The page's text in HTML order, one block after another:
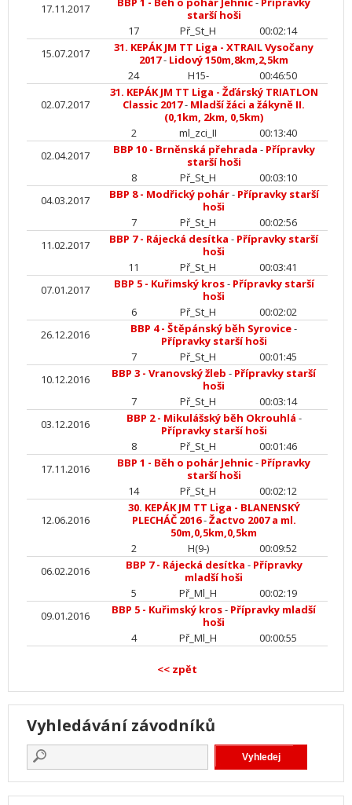
17.11.2017
starší hoši
17
Př_St_H
00:02:14
15.07.2017
31. KEPÁK JM TT Liga - XTRAIL Vysočany
2017- Lidový 150m,8km,2,5km
24
H15- 00:46:50
02.07.2017
31. KEPÁK JM TT Liga - Žďárský TRIATLON
Classic 2017- Mladší žáci a žákyně II.
(0,1km, 2km, 0,5km)
2
ml_zci_II
00:13:40
02.04.2017
BBP 10 - Brněnská přehrada - Přípravky
starší hoši
8
Př_St_H
00:03:10
04.03.2017
BBP 8 - Modřický pohár- Přípravky starší
hoši
7
Př_St_H
00:02:56
11.02.2017
BBP 7 - Rájecká desítka - Přípravky starší
hoši
11
Př_St_H
00:03:41
07.01.2017
BBP 5 - Kuřimský kros- Přípravky starší
hoši
6
Př_St_H
00:02:02
26.12.2016
BBP 4 - Štěpánský běh Syrovice-
Přípravky starší hoši
7
Př_St_H
00:01:45
10.12.2016
BBP 3 - Vranovský žleb - Přípravky starší
hoši
7
Př_St_H
00:03:14
03.12.2016
BBP 2 - Mikulášský běh Okrouhlá -
Přípravky starší hoši
8
Př_St_H
00:01:46
17.11.2016
BBP 1 - Běh o pohár Jehnic- Přípravky
starší hoši
14
Př_St_H 00:02:12
12.06.2016
30. KEPÁK JM TT Liga - BLANENSKÝ
PLECHÁČ 2016-Žactvo 2007 a ml.
50m,0,5km,0,5km
2
H(9-)
00:09:52
06.02.2016
BBP 7 - Rájecká desítka - Přípravky
mladší hoši
5
Př_Ml_H
00:02:19
09.01.2016
BBP 5 - Kuřimský kros- Přípravky mladší
hoši
4
Př_Ml_H 00:00:55
<< zpět
Vyhledávání závodníků